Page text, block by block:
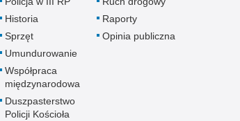
Historia
Sprzęt
Umundurowanie
Współpraca
międzynarodowa
Duszpasterstwo
Policji Kościoła
Raporty
Opinia publiczna